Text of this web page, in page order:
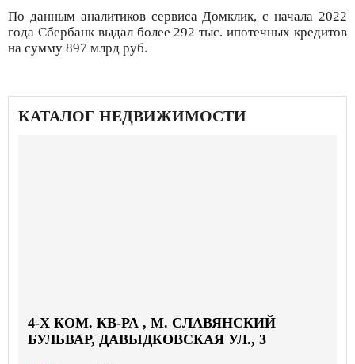
По данным аналитиков сервиса Домклик, с начала 2022
года Сбербанк выдал более 292 тыс. ипотечных кредитов
на сумму 897 млрд руб.
КАТАЛОГ НЕДВИЖИМОСТИ
4-X КОМ. КВ-РА , М. СЛАВЯНСКИЙ
БУЛЬВАР, ДАВЫДКОВСКАЯ УЛ., 3